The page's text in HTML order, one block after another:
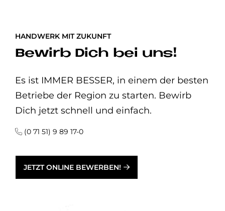
HANDWERK MIT ZUKUNFT
Bewirb Dich bei uns!
Es ist IMMER BESSER, in einem der besten
Betriebe der Region zu starten. Bewirb
Dich jetzt schnell und einfach.
(0 71 51) 9 89 17-0
JETZT ONLINE BEWERBEN!